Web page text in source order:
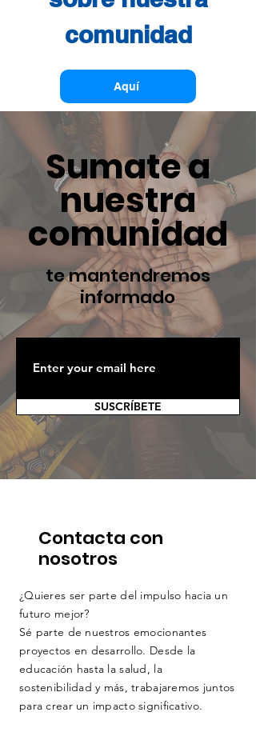
comunidad
Aquí
Sumate a
nuestra
comunidad
te mantendremos
informado
SUSCRÍBETE
Contacta con
nosotros
¿Quieres ser parte del impulso hacia un
futuro mejor?
Sé parte de nuestros emocionantes
proyectos en desarrollo. Desde la
educación hasta la salud, la
sostenibilidad y más, trabajaremos juntos
para crear un impacto significativo.